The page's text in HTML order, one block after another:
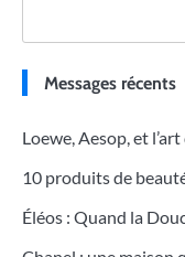
Messages récents
Loewe, Aesop, et
10 produits de
Éléos : Quand la